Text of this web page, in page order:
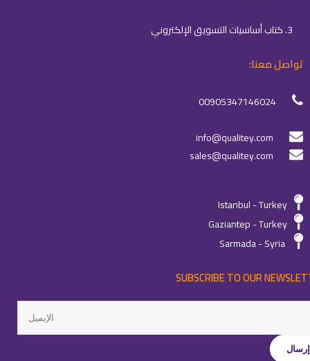
3. كتاب أساسيات التسويق الإلكتروني
تواصل معنا:
00905347146024
info@qualitey.com
sales@qualitey.com
Istanbul - Turkey
Gaziantep - Turkey
Sarmada - Syria
SUBSCRIBE TO OUR